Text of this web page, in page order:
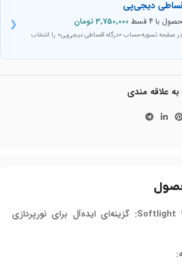
دیجی‌پی
با ۴ قسط 3,750,000تومان
در صفحه تسویه‌حساب «درگاه اقساطی دیجی‌پی» را انتخاب
❮
به علاقه مندی
نور ثابت Softlight 360 Bi: گزینه‌ای ایده‌آل برای نورپردازی